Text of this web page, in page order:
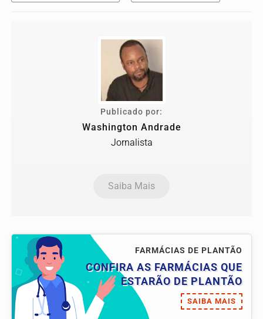
Publicado por:
Washington Andrade
Jornalista
Saiba Mais
FARMÁCIAS DE PLANTÃO
CONFIRA AS FARMÁCIAS QUE
ESTARÃO DE PLANTÃO
SAIBA MAIS